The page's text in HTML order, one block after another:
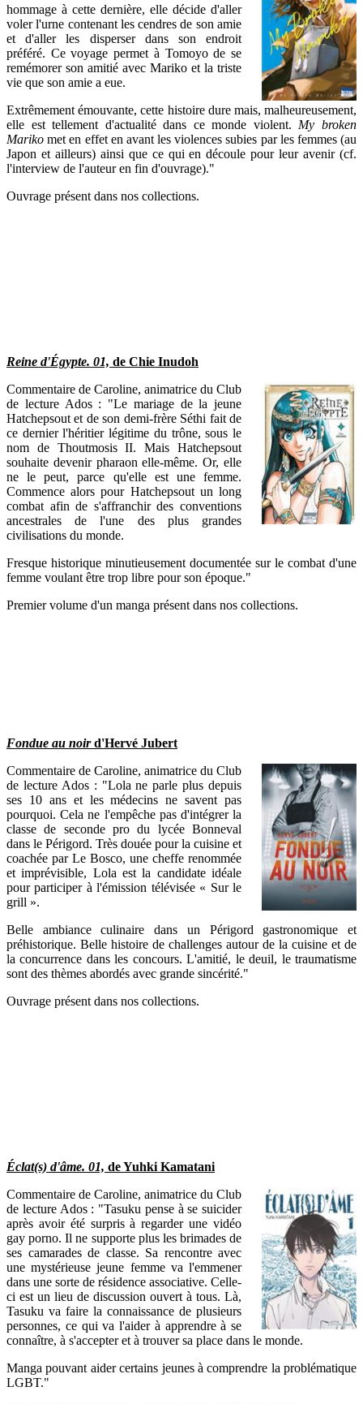
hommage à cette dernière, elle décide d'aller
voler l'urne contenant les cendres de son amie
et d'aller les disperser dans son endroit
préféré. Ce voyage permet à Tomoyo de se
remémorer son amitié avec Mariko et la triste
vie que son amie a eue.
Extrêmement émouvante, cette histoire dure mais, malheureusement,
elle est tellement d'actualité dans ce monde violent. My broken
Mariko met en effet en avant les violences subies par les femmes (au
Japon et ailleurs) ainsi que ce qui en découle pour leur avenir (cf.
l'interview de l'auteur en fin d'ouvrage)."
Ouvrage présent dans nos collections.
Reine d'Égypte. 01, de Chie Inudoh
Commentaire de Caroline, animatrice du Club
de lecture Ados : "Le mariage de la jeune
Hatchepsout et de son demi-frère Séthi fait de
ce dernier l'héritier légitime du trône, sous le
nom de Thoutmosis II. Mais Hatchepsout
souhaite devenir pharaon elle-même. Or, elle
ne le peut, parce qu'elle est une femme.
Commence alors pour Hatchepsout un long
combat afin de s'affranchir des conventions
ancestrales de l'une des plus grandes
civilisations du monde.
Fresque historique minutieusement documentée sur le combat d'une
femme voulant être trop libre pour son époque."
Premier volume d'un manga présent dans nos collections.
Fondue au noird'Hervé Jubert
Commentaire de Caroline, animatrice du Club
de lecture Ados : "Lola ne parle plus depuis
ses 10 ans et les médecins ne savent pas
pourquoi. Cela ne l'empêche pas d'intégrer la
classe de seconde pro du lycée Bonneval
dans le Périgord. Très douée pour la cuisine et
coachée par Le Bosco, une cheffe renommée
et imprévisible, Lola est la candidate idéale
pour participer à l'émission télévisée « Sur le
grill ».
Belle ambiance culinaire dans un Périgord gastronomique et
préhistorique. Belle histoire de challenges autour de la cuisine et de
la concurrence dans les concours. L'amitié, le deuil, le traumatisme
sont des thèmes abordés avec grande sincérité."
Ouvrage présent dans nos collections.
Éclat(s) d'âme. 01, de Yuhki Kamatani
Commentaire de Caroline, animatrice du Club
de lecture Ados : "Tasuku pense à se suicider
après avoir été surpris à regarder une vidéo
gay porno. Il ne supporte plus les brimades de
ses camarades de classe. Sa rencontre avec
une mystérieuse jeune femme va l'emmener
dans une sorte de résidence associative. Celle-
ci est un lieu de discussion ouvert à tous. Là,
Tasuku va faire la connaissance de plusieurs
personnes, ce qui va l'aider à apprendre à se
connaître, à s'accepter et à trouver sa place dans le monde.
Manga pouvant aider certains jeunes à comprendre la problématique
LGBT."